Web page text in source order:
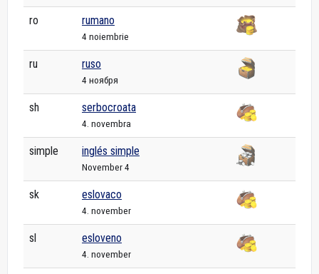
ro rumano
4 noiembrie
ru ruso
4 ноября
sh serbocroata
4. novembra
simple inglés simple
November 4
sk eslovaco
4. november
sl esloveno
4. november